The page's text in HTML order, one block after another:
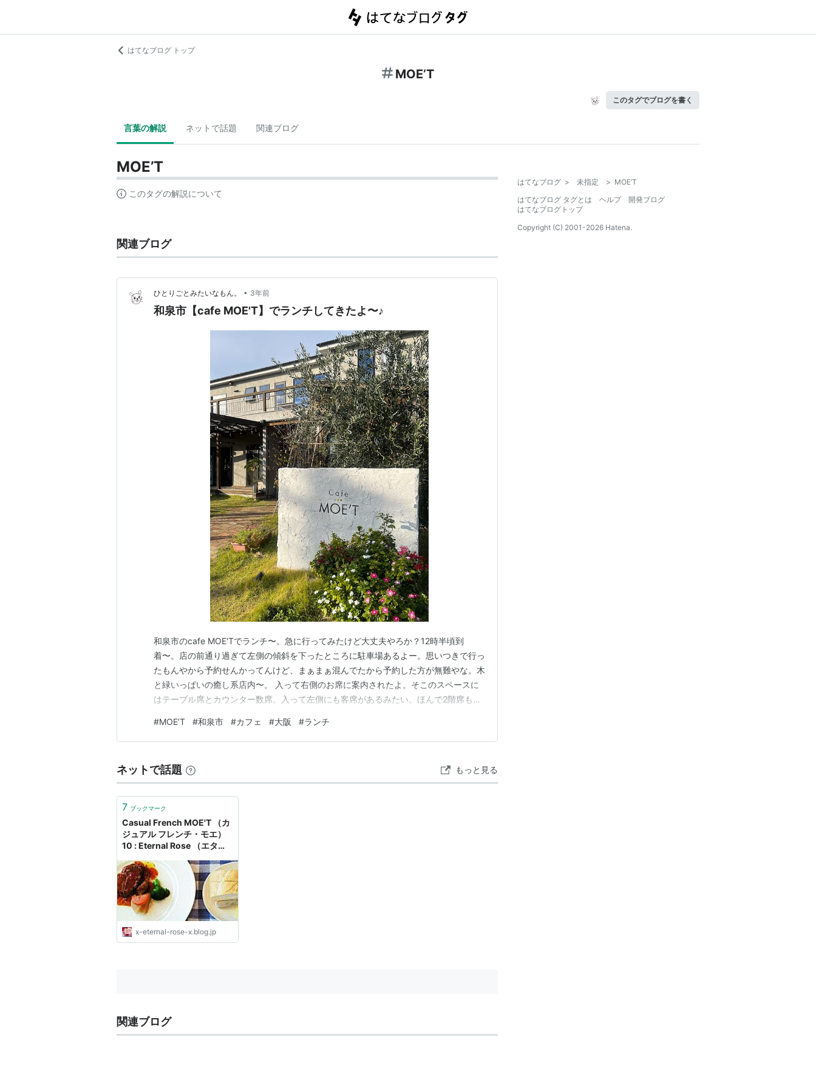
はてなブログ トップ
MOE’T
このタグでブログを書く
言葉の解説 ネットで話題 関連ブログ
MOE’T
このタグの解説について
関連ブログ
ひとりごとみたいなもん。 • 3年前
和泉市【cafe MOE'T】でランチしてきたよ〜♪
和泉市のcafe MOE'Tでランチ〜。急に行ってみたけど大丈夫やろか？12時半頃到
着〜。店の前通り過ぎて左側の傾斜を下ったところに駐車場あるよー。思いつきで行っ
たもんやから予約せんかってんけど、まぁまぁ混んでたから予約した方が無難やな。木
と緑いっぱいの癒し系店内〜。 入って右側のお席に案内されたよ。そこのスペースに
はテーブル席とカウンター数席。入って左側にも客席があるみたい。ほんで2階席も。
ね〜。 Lunch Menu Set Menu ハンバーグセット(200g) 1,300円 豚バラの自家製塩だ
れ炒めセット 1,…
#MOE’T #和泉市 #カフェ #大阪 #ランチ
ネットで話題 もっと見る
7 ブックマーク
Casual French MOE'T （カ
ジュアル フレンチ・モエ）
10 : Eternal Rose （エター
x-eternal-rose-x.blog.jp
関連ブログ
はてなブログ > 未指定 > MOE’T
はてなブログ タグとは
ヘルプ
開発ブログ
はてなブログトップ
Copyright (C) 2001-2026 Hatena.